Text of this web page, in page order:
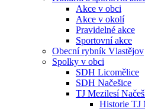
Akce v obci
Akce v okolí
Pravidelné akce
Sportovní akce
Obecní rybník Vlastějov
Spolky v obci
SDH Licomělice
SDH Načešice
TJ Mezilesí
Historie TJ